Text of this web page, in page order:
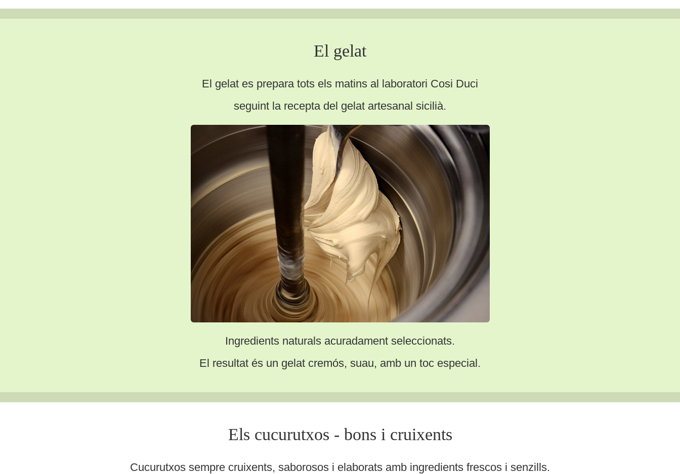
El gelat
El gelat es prepara tots els matins al laboratori Cosi Duci
seguint la recepta del gelat artesanal sicilià.
Ingredients naturals acuradament seleccionats.
El resultat és un gelat cremós, suau, amb un toc especial.
Els cucurutxos - bons i cruixents
Cucurutxos sempre cruixents, saborosos i elaborats amb ingredients frescos i senzills.